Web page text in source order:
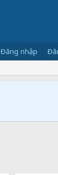
Đăng nhập